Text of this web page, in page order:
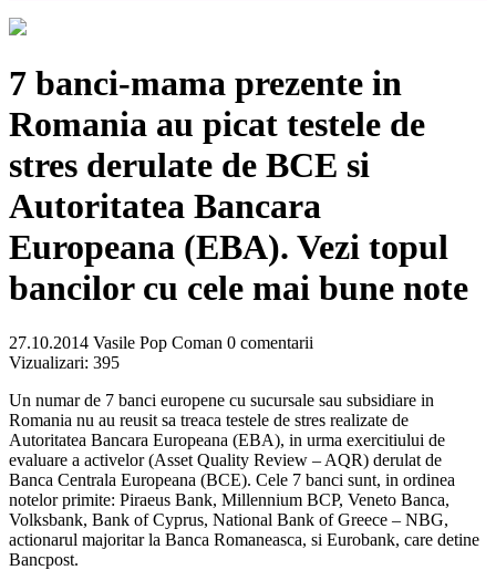
7 banci-mama prezente in
Romania au picat testele de
stres derulate de BCE si
Autoritatea Bancara
Europeana (EBA). Vezi topul
bancilor cu cele mai bune note
27.10.2014 Vasile Pop Coman 0 comentarii
Vizualizari: 395
Un numar de 7 banci europene cu sucursale sau subsidiare in
Romania nu au reusit sa treaca testele de stres realizate de
Autoritatea Bancara Europeana (EBA), in urma exercitiului de
evaluare a activelor (Asset Quality Review – AQR) derulat de
Banca Centrala Europeana (BCE). Cele 7 banci sunt, in ordinea
notelor primite: Piraeus Bank, Millennium BCP, Veneto Banca,
Volksbank, Bank of Cyprus, National Bank of Greece – NBG,
actionarul majoritar la Banca Romaneasca, si Eurobank, care detine
Bancpost.